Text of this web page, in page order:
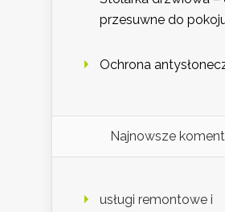
przesuwne do
Ochrona
Najnowsze
usługi remontowe i